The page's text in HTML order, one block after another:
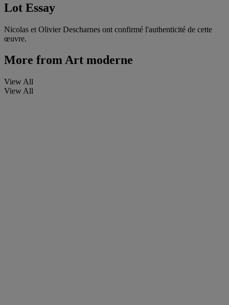
Lot Essay
Nicolas et Olivier Descharnes ont confirmé l'authenticité de cette
œuvre.
More fromArt moderne
View All
View All